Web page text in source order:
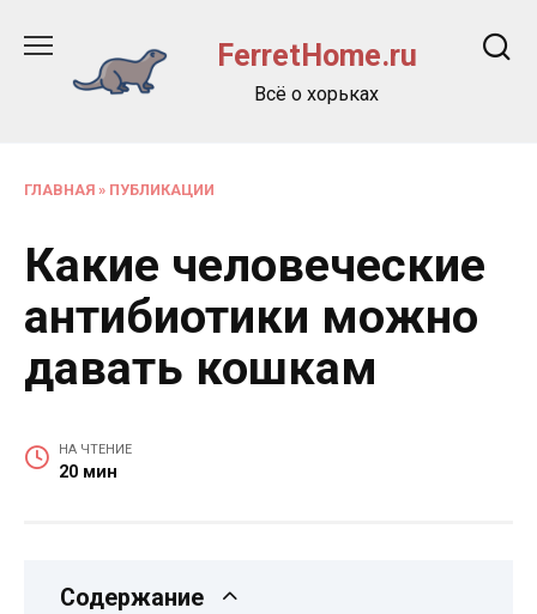
содержанию
FerretHome.ru
Всё о хорьках
ГЛАВНАЯ » ПУБЛИКАЦИИ
Какие человеческие
антибиотики можно
давать кошкам
НА ЧТЕНИЕ
20 мин
Содержание